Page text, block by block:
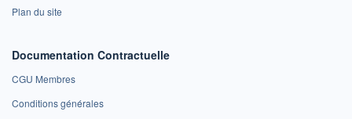
Plan du site
Documentation Contractuelle
CGU Membres
Conditions générales